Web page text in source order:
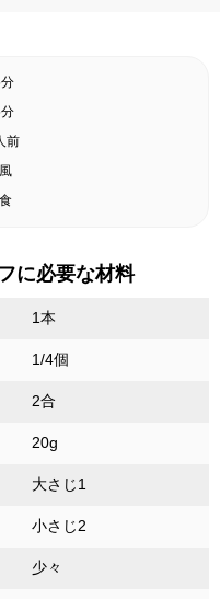
前
に必要な材料
1本
1/4個
2合
20g
大さじ1
小さじ2
少々